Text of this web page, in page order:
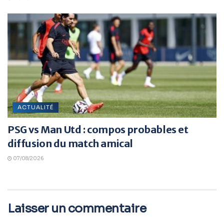
ACTUALITÉ
PSG vs Man Utd : compos probables et
diffusion du match amical
07/08/2026
Laisser un commentaire